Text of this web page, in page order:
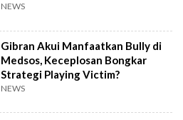
NEWS
Gibran Akui Manfaatkan Bully di
Medsos, Keceplosan Bongkar
Strategi Playing Victim?
NEWS